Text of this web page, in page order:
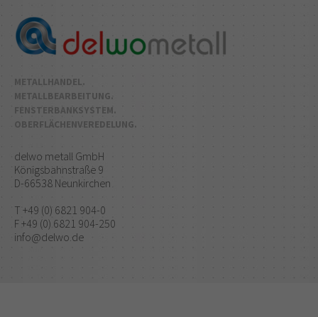
METALLHANDEL.
METALLBEARBEITUNG.
FENSTERBANKSYSTEM.
OBERFLÄCHENVEREDELUNG.
delwo metall GmbH
Königsbahnstraße 9
D-66538 Neunkirchen
T +49 (0) 6821 904-0
F +49 (0) 6821 904-250
info@delwo.de